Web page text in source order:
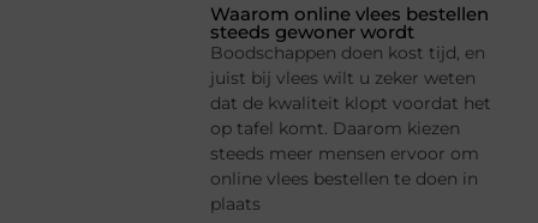
Waarom online vlees bestellen
steeds gewoner wordt
Boodschappen doen kost tijd, en
juist bij vlees wilt u zeker weten
dat de kwaliteit klopt voordat het
op tafel komt. Daarom kiezen
steeds meer mensen ervoor om
online vlees bestellen te doen in
plaats